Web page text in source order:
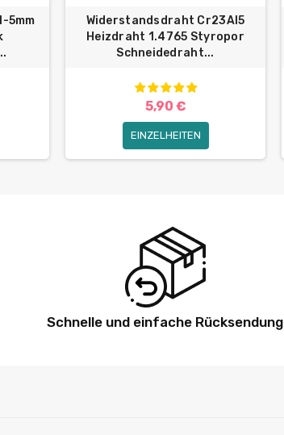
5mm
Widerstandsdraht Cr23Al5
Heizdraht 1.4765 Styropor
Schneidedraht...
5,90 €
EINZELHEITEN
Schnelle und einfache Rücksendung